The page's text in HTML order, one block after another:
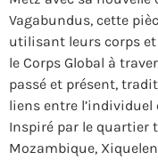
Vagabundus, cette
utilisant leurs corps
le Corps Global à
passé et présent,
liens entre l’individuel
Inspiré par le quartier
Mozambique,